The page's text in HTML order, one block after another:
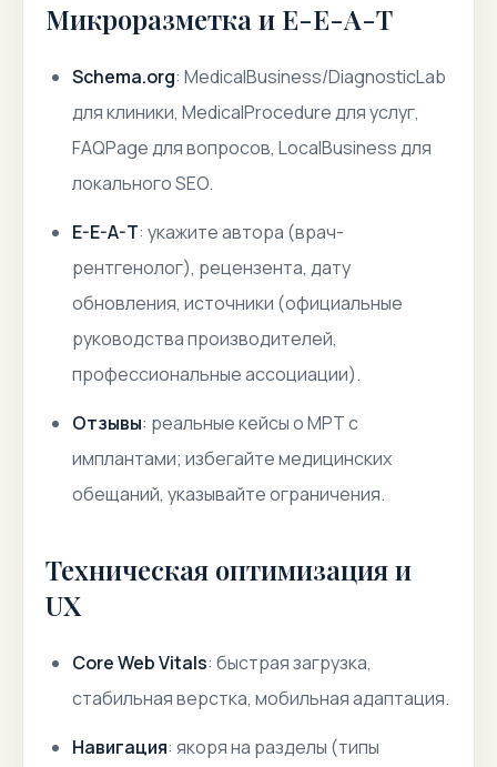
Микроразметка и E-E-A-T
Schema.org: MedicalBusiness/DiagnosticLab
для клиники, MedicalProcedure для услуг,
FAQPage для вопросов, LocalBusiness для
локального SEO.
E-E-A-T: укажите автора (врач-
рентгенолог), рецензента, дату
обновления, источники (официальные
руководства производителей,
профессиональные ассоциации).
Отзывы: реальные кейсы о МРТ с
имплантами; избегайте медицинских
обещаний, указывайте ограничения.
Техническая оптимизация и
UX
Core Web Vitals: быстрая загрузка,
стабильная верстка, мобильная адаптация.
Навигация: якоря на разделы (типы